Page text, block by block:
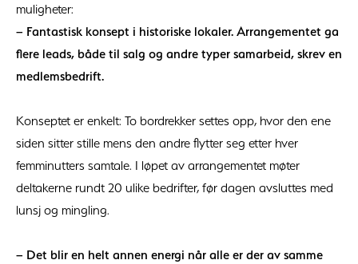
muligheter:
– Fantastisk konsept i historiske lokaler. Arrangementet ga
flere leads, både til salg og andre typer samarbeid, skrev en
medlemsbedrift.
Konseptet er enkelt: To bordrekker settes opp, hvor den ene
siden sitter stille mens den andre flytter seg etter hver
femminutters samtale. I løpet av arrangementet møter
deltakerne rundt 20 ulike bedrifter, før dagen avsluttes med
lunsj og mingling.
– Det blir en helt annen energi når alle er der av samme